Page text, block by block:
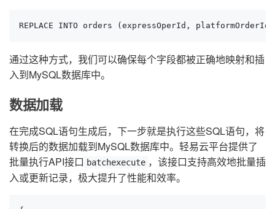
REPLACE INTO orders (expressOperId,
通过这种方式，我们可以确保每个字段都被正确地映射和插
入到MySQL数据库中。
数据加载
在完成SQL语句生成后，下一步就是执行这些SQL语句，将
转换后的数据加载到MySQL数据库中。轻易云平台提供了
批量执行API接口 batchexecute ，该接口支持高效地批量插
入或更新记录，极大提升了性能和效率。